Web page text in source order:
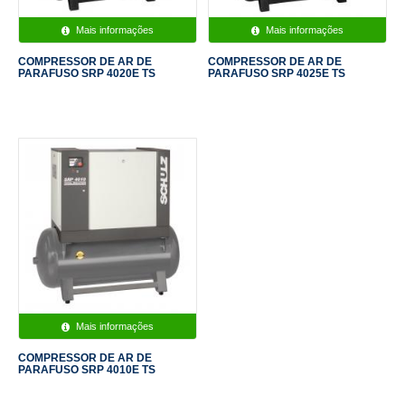
Mais informações
COMPRESSOR DE AR DE
PARAFUSO SRP 4020E TS
Mais informações
COMPRESSOR DE AR DE
PARAFUSO SRP 4025E TS
Mais informações
COMPRESSOR DE AR DE
PARAFUSO SRP 4010E TS